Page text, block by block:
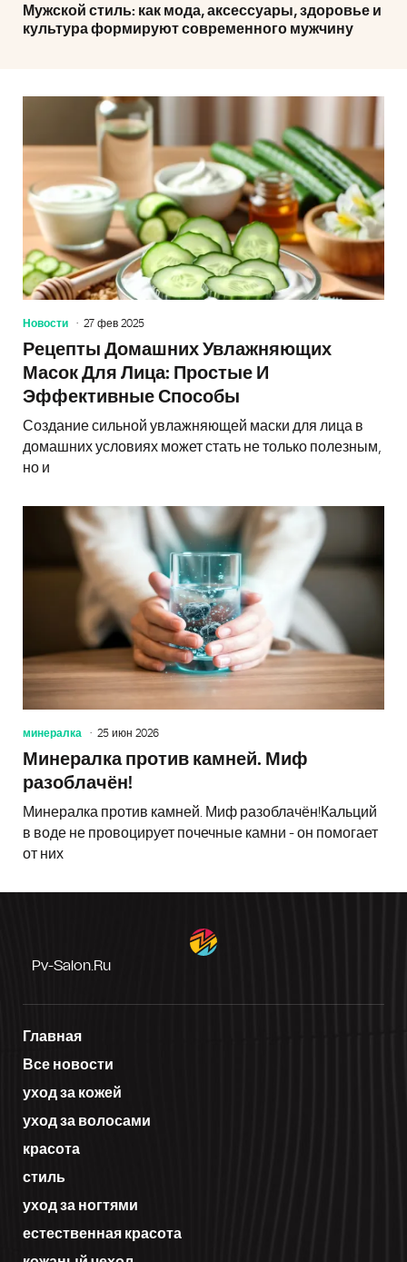
Мужской стиль: как мода, аксессуары, здоровье и
культура формируют современного мужчину
Новости 27 фев 2025
Рецепты Домашних Увлажняющих
Масок Для Лица: Простые И
Эффективные Способы
Создание сильной увлажняющей маски для лица в
домашних условиях может стать не только полезным,
но и
минералка 25 июн 2026
Минералка против камней. Миф
разоблачён!
Минералка против камней. Миф разоблачён!Кальций
в воде не провоцирует почечные камни - он помогает
от них
Pv-Salon.ru
Главная
Все новости
уход за кожей
уход за волосами
красота
стиль
уход за ногтями
естественная красота